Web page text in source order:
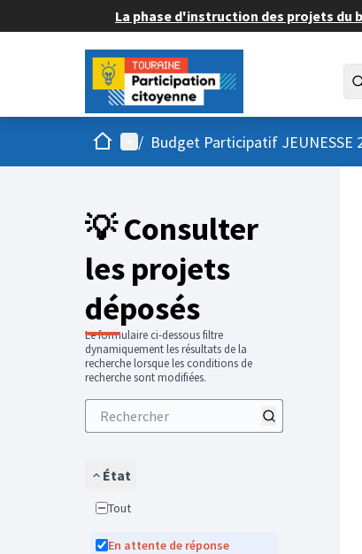
La phase d'instruction des projets du
AccueilMenu principal
/ Budget Participatif JEUNESSE
💡 Consulter
les projets
déposés
Le formulaire ci-dessous filtre
dynamiquement les résultats de la
recherche lorsque les conditions de
recherche sont modifiées.
État
Tout
En attente de réponse